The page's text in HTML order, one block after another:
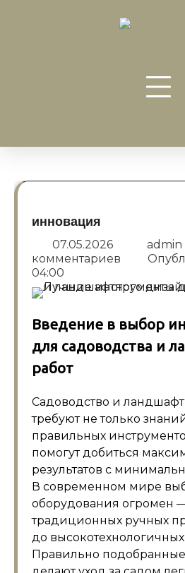
инновация
07.05.2026 admin
комментариев
04:00
Введение в выбор
для садоводства и
работ
Садоводство и
требуют не только
правильных
помогут добиться
результатов с
В современном мире
оборудования огромен
традиционных ручных
до высокотехнологичных
Правильно